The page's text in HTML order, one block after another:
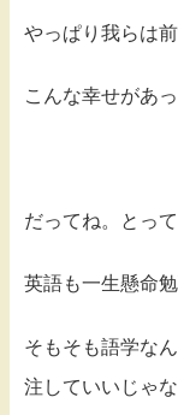
やっぱり我らは
こんな幸せがあ
だってね。とっ
英語も一生懸命
そもそも語学な
注していいじゃな